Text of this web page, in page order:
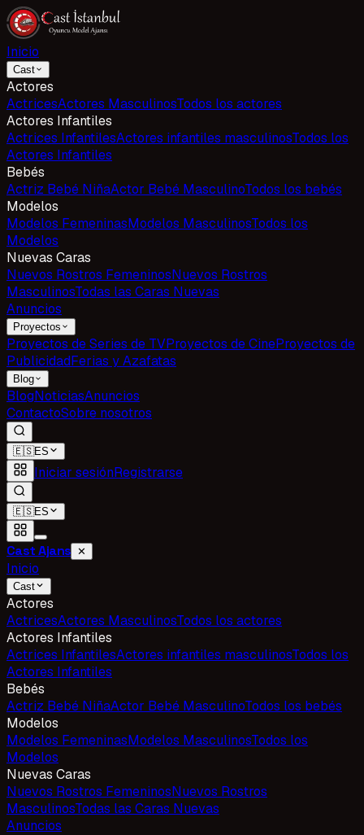
Inicio
Cast
Actores
ActricesActores MasculinosTodos los actores
Actores Infantiles
Actrices InfantilesActores infantiles masculinosTodos los
Actores Infantiles
Bebés
Actriz Bebé NiñaActor Bebé MasculinoTodos los bebés
Modelos
Modelos FemeninasModelos MasculinosTodos los
Modelos
Nuevas Caras
Nuevos Rostros FemeninosNuevos Rostros
MasculinosTodas las Caras Nuevas
Anuncios
Proyectos
Proyectos de Series de TVProyectos de CineProyectos de
PublicidadFerias y Azafatas
Blog
BlogNoticiasAnuncios
ContactoSobre nosotros
🇪🇸ES
Iniciar sesiónRegistrarse
🇪🇸ES
Cast Ajans ✕
Inicio
Cast
Actores
ActricesActores MasculinosTodos los actores
Actores Infantiles
Actrices InfantilesActores infantiles masculinosTodos los
Actores Infantiles
Bebés
Actriz Bebé NiñaActor Bebé MasculinoTodos los bebés
Modelos
Modelos FemeninasModelos MasculinosTodos los
Modelos
Nuevas Caras
Nuevos Rostros FemeninosNuevos Rostros
MasculinosTodas las Caras Nuevas
Anuncios